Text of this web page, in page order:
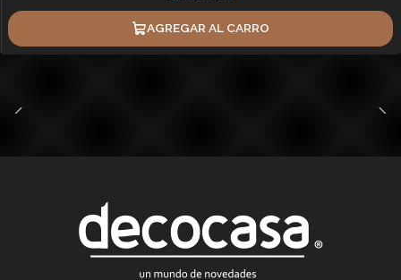
AGREGAR AL CARRO